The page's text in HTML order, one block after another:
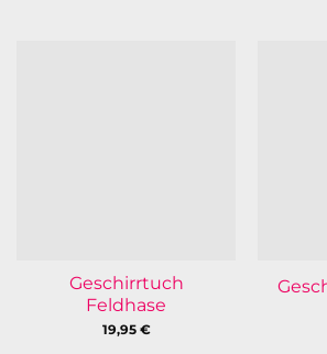
Geschirrtuch
Feldhase
19,95 €